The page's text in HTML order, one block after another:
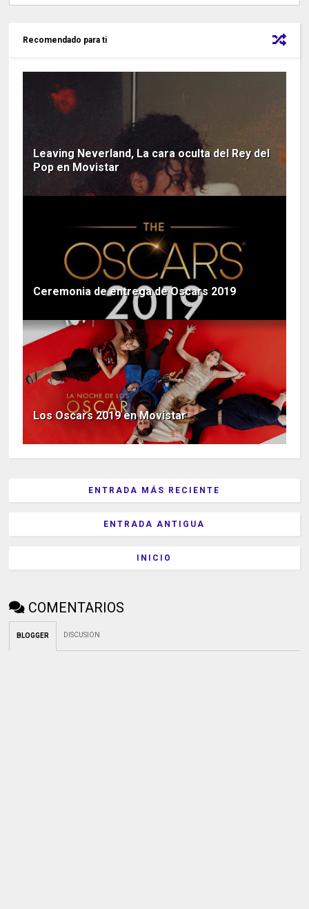
Recomendado para ti
Leaving Neverland, La cara oculta del Rey del
Pop en Movistar
Ceremonia de entrega de Oscars 2019
Los Oscars 2019 en Movistar
ENTRADA MÁS RECIENTE
ENTRADA ANTIGUA
INICIO
COMENTARIOS
BLOGGER DISCUSION